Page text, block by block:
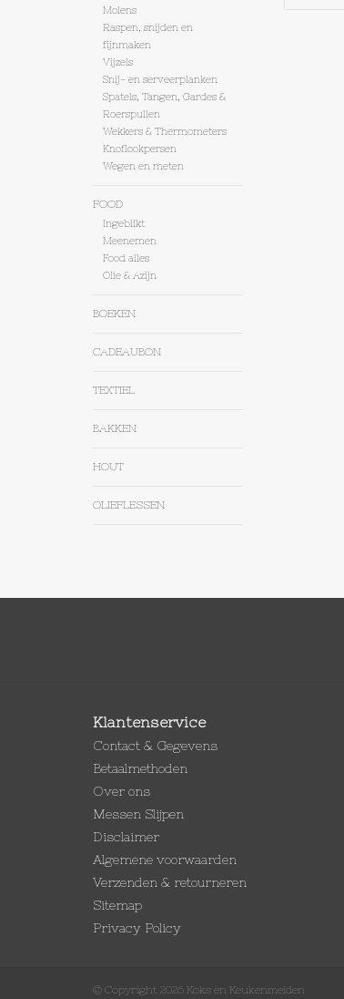
Molens
Raspen, snijden en
fijnmaken
Vijzels
Snij- en serveerplanken
Spatels, Tangen, Gardes &
Roerspullen
Wekkers & Thermometers
Knoflookpersen
Wegen en meten
FOOD
Ingeblikt
Meenemen
Food alles
Olie & Azijn
BOEKEN
CADEAUBON
TEXTIEL
BAKKEN
HOUT
OLIEFLESSEN
Klantenservice
Contact & Gegevens
Betaalmethoden
Over ons
Messen Slijpen
Disclaimer
Algemene voorwaarden
Verzenden & retourneren
Sitemap
Privacy Policy
© Copyright 2026 Koks en Keukenmeiden